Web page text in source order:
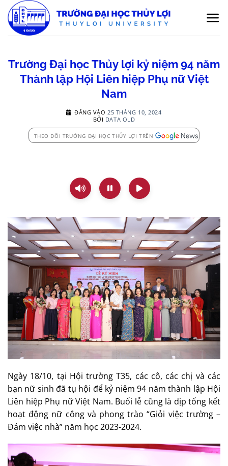
qua
nội
Trường Đại học Thủy lợi kỷ niệm 94 năm
Thành lập Hội Liên hiệp Phụ nữ Việt
Nam
ĐĂNG VÀO 25 THÁNG 10, 2024
BỞI DATA OLD
THEO DÕI TRƯỜNG ĐẠI HỌC THỦY LỢI TRÊN
Ngày 18/10, tại Hội trường T35, các cô, các chị và các
bạn nữ sinh đã tụ hội để kỷ niệm 94 năm thành lập Hội
Liên hiệp Phụ nữ Việt Nam. Buổi lễ cũng là dịp tổng kết
hoạt động nữ công và phong trào “Giỏi việc trường –
Đảm việc nhà” năm học 2023-2024.